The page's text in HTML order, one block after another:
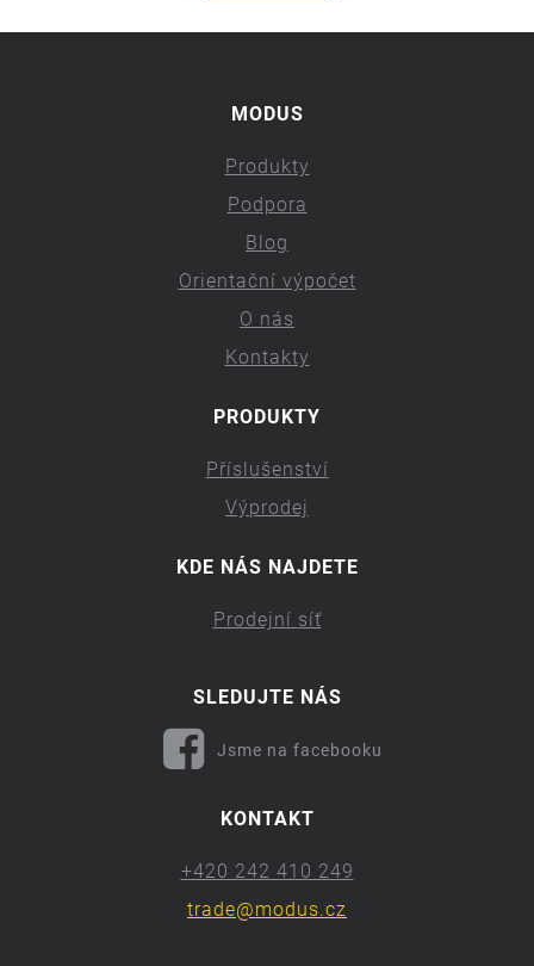
MODUS
Produkty
Podpora
Blog
Orientační výpočet
O nás
Kontakty
PRODUKTY
Příslušenství
Výprodej
KDE NÁS NAJDETE
Prodejní síť
SLEDUJTE NÁS
Jsme na facebooku
KONTAKT
+420 242 410 249
trade@modus.cz